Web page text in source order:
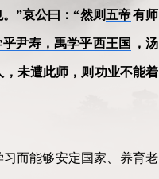
”哀公曰：“然则五帝有师
尹寿，禹学乎西王国 ，汤
，未遭此师，则功业不能着
而能够安定国家、养育老